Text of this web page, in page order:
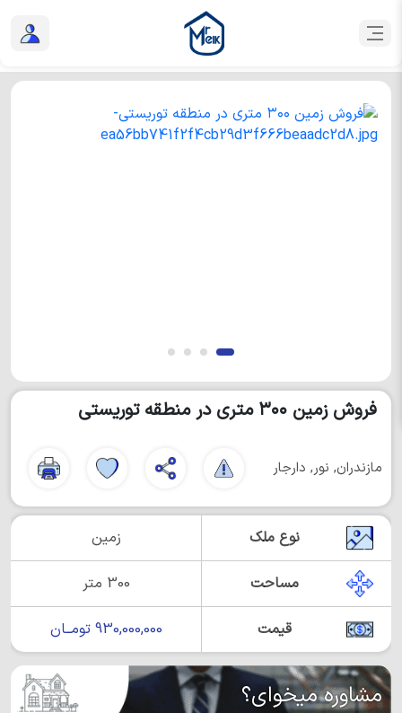
فروش زمین ۳۰۰ متری در منطقه توریستی
مازندران, نور, دارجار
نوع ملک زمین
مساحت 300 متر
قیمت 930,000,000 تومــان
مشاوره میخوای؟